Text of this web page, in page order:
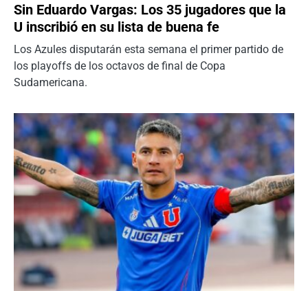
Sin Eduardo Vargas: Los 35 jugadores que la
U inscribió en su lista de buena fe
Los Azules disputarán esta semana el primer partido de
los playoffs de los octavos de final de Copa
Sudamericana.